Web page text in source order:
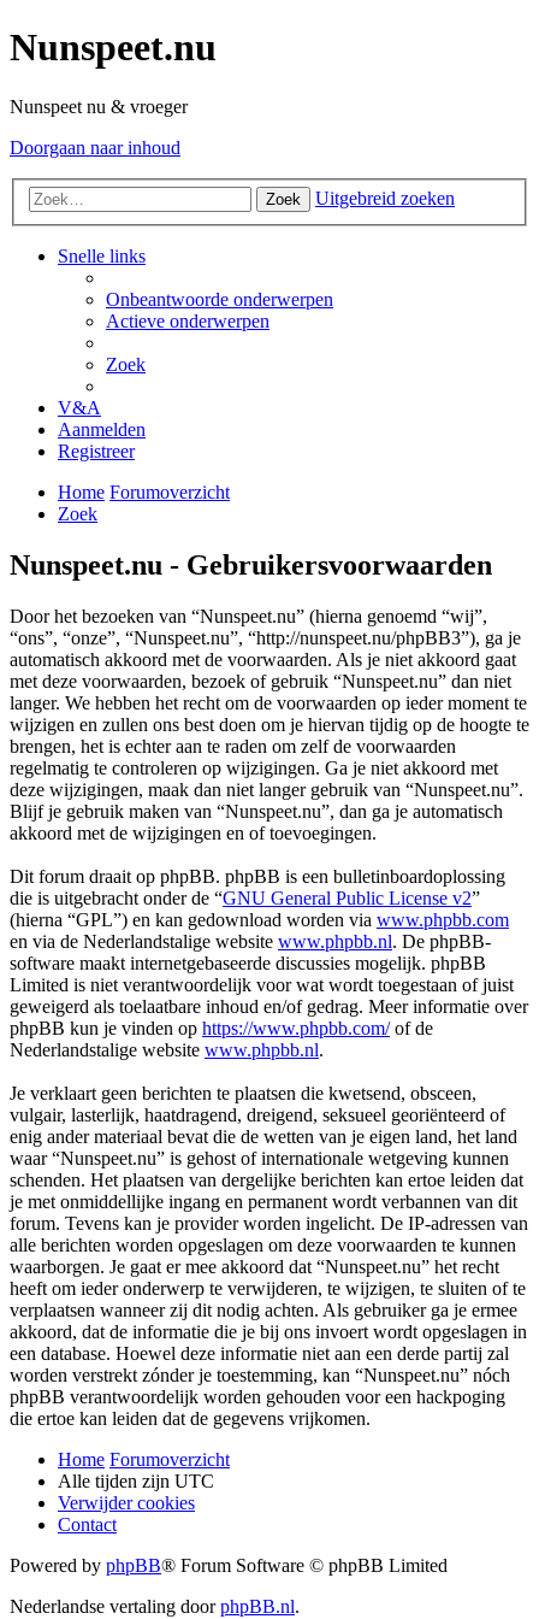
Nunspeet.nu
Nunspeet nu & vroeger
Doorgaan naar inhoud
Zoek Uitgebreid zoeken
Snelle links
Onbeantwoorde onderwerpen
Actieve onderwerpen
Zoek
V&A
Aanmelden
Registreer
Home Forumoverzicht
Zoek
Nunspeet.nu - Gebruikersvoorwaarden
Door het bezoeken van “Nunspeet.nu” (hierna genoemd “wij”,
“ons”, “onze”, “Nunspeet.nu”, “http://nunspeet.nu/phpBB3”), ga je
automatisch akkoord met de voorwaarden. Als je niet akkoord gaat
met deze voorwaarden, bezoek of gebruik “Nunspeet.nu” dan niet
langer. We hebben het recht om de voorwaarden op ieder moment te
wijzigen en zullen ons best doen om je hiervan tijdig op de hoogte te
brengen, het is echter aan te raden om zelf de voorwaarden
regelmatig te controleren op wijzigingen. Ga je niet akkoord met
deze wijzigingen, maak dan niet langer gebruik van “Nunspeet.nu”.
Blijf je gebruik maken van “Nunspeet.nu”, dan ga je automatisch
akkoord met de wijzigingen en of toevoegingen.
Dit forum draait op phpBB. phpBB is een bulletinboardoplossing
die is uitgebracht onder de “GNU General Public License v2”
(hierna “GPL”) en kan gedownload worden via www.phpbb.com
en via de Nederlandstalige website www.phpbb.nl. De phpBB-
software maakt internetgebaseerde discussies mogelijk. phpBB
Limited is niet verantwoordelijk voor wat wordt toegestaan of juist
geweigerd als toelaatbare inhoud en/of gedrag. Meer informatie over
phpBB kun je vinden op https://www.phpbb.com/of de
Nederlandstalige website www.phpbb.nl.
Je verklaart geen berichten te plaatsen die kwetsend, obsceen,
vulgair, lasterlijk, haatdragend, dreigend, seksueel georiënteerd of
enig ander materiaal bevat die de wetten van je eigen land, het land
waar “Nunspeet.nu” is gehost of internationale wetgeving kunnen
schenden. Het plaatsen van dergelijke berichten kan ertoe leiden dat
je met onmiddellijke ingang en permanent wordt verbannen van dit
forum. Tevens kan je provider worden ingelicht. De IP-adressen van
alle berichten worden opgeslagen om deze voorwaarden te kunnen
waarborgen. Je gaat er mee akkoord dat “Nunspeet.nu” het recht
heeft om ieder onderwerp te verwijderen, te wijzigen, te sluiten of te
verplaatsen wanneer zij dit nodig achten. Als gebruiker ga je ermee
akkoord, dat de informatie die je bij ons invoert wordt opgeslagen in
een database. Hoewel deze informatie niet aan een derde partij zal
worden verstrekt zónder je toestemming, kan “Nunspeet.nu” nóch
phpBB verantwoordelijk worden gehouden voor een hackpoging
die ertoe kan leiden dat de gegevens vrijkomen.
Home Forumoverzicht
Alle tijden zijn UTC
Verwijder cookies
Contact
Powered by phpBB® Forum Software © phpBB Limited
Nederlandse vertaling doorphpBB.nl.